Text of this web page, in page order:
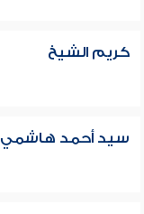
كريم الشيخ
سيد أحمد هاشمي